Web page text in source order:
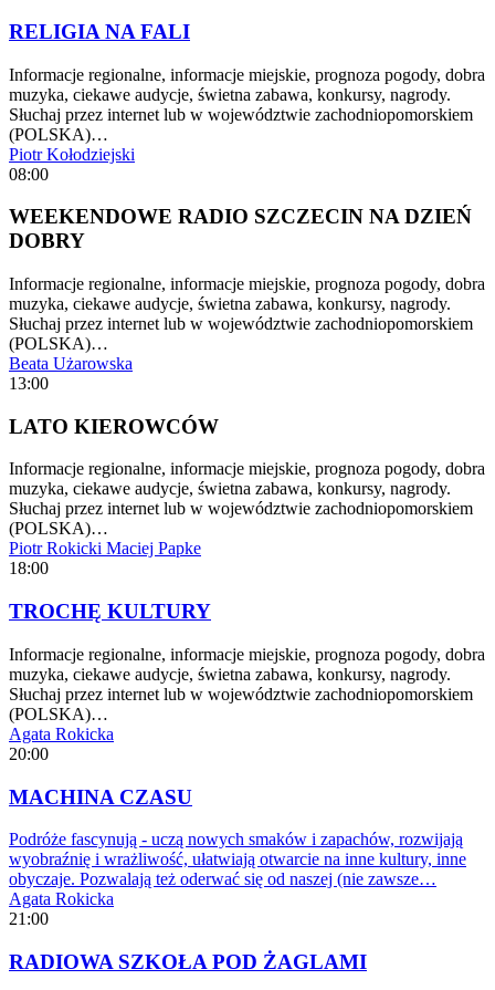
RELIGIA NA FALI
Informacje regionalne, informacje miejskie, prognoza pogody, dobra
muzyka, ciekawe audycje, świetna zabawa, konkursy, nagrody.
Słuchaj przez internet lub w województwie zachodniopomorskiem
(POLSKA)…
Piotr Kołodziejski
08:00
WEEKENDOWE RADIO SZCZECIN NA DZIEŃ
DOBRY
Informacje regionalne, informacje miejskie, prognoza pogody, dobra
muzyka, ciekawe audycje, świetna zabawa, konkursy, nagrody.
Słuchaj przez internet lub w województwie zachodniopomorskiem
(POLSKA)…
Beata Użarowska
13:00
LATO KIEROWCÓW
Informacje regionalne, informacje miejskie, prognoza pogody, dobra
muzyka, ciekawe audycje, świetna zabawa, konkursy, nagrody.
Słuchaj przez internet lub w województwie zachodniopomorskiem
(POLSKA)…
Piotr Rokicki Maciej Papke
18:00
TROCHĘ KULTURY
Informacje regionalne, informacje miejskie, prognoza pogody, dobra
muzyka, ciekawe audycje, świetna zabawa, konkursy, nagrody.
Słuchaj przez internet lub w województwie zachodniopomorskiem
(POLSKA)…
Agata Rokicka
20:00
MACHINA CZASU
Podróże fascynują - uczą nowych smaków i zapachów, rozwijają
wyobraźnię i wrażliwość, ułatwiają otwarcie na inne kultury, inne
obyczaje. Pozwalają też oderwać się od naszej (nie zawsze…
Agata Rokicka
21:00
RADIOWA SZKOŁA POD ŻAGLAMI